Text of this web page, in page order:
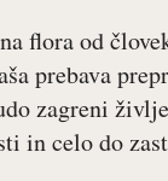
flora od
prebava
zagreni
in celo do